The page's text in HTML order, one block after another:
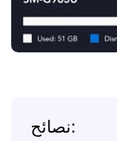
نصائح: